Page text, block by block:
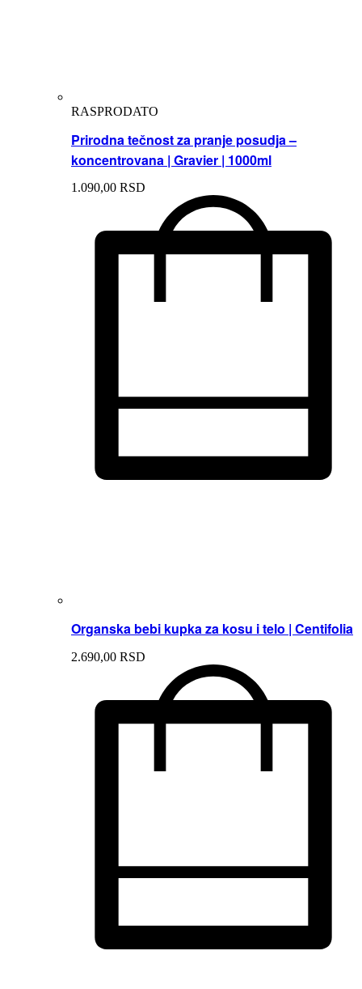
RASPRODATO
Prirodna tečnost za pranje posudja –
koncentrovana | Gravier | 1000ml
1.090,00 RSD
Organska bebi kupka za kosu i telo | Centifolia
2.690,00 RSD